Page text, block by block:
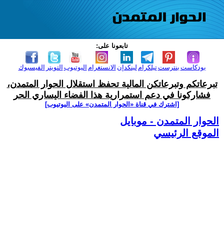
تابعونا على:
الفيسبوك التويتر اليوتيوب الانستغرام لينكدإن تيلكرامبنترست بودكاست
تبرعاتكم وتبرعاتكن المالية تحفظ استقلال الحوار المتمدن،
فشاركونا في دعم استمرارية هذا الفضاء اليساري الحر
[اشترك في قناة ‫«الحوار المتمدن» على اليوتيوب]
الحوار المتمدن - موبايل
الموقع الرئيسي